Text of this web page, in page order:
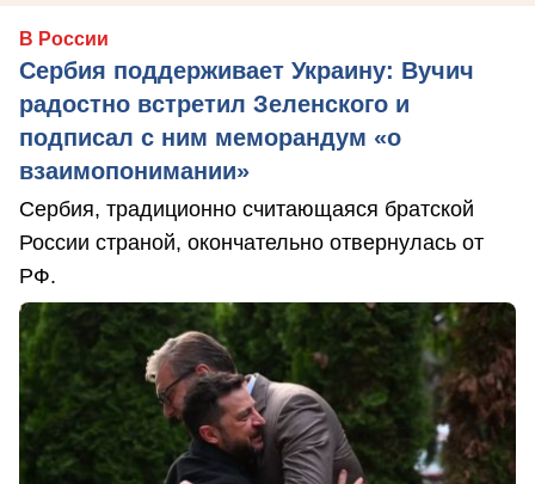
В России
Сербия поддерживает Украину: Вучич
радостно встретил Зеленского и
подписал с ним меморандум «о
взаимопонимании»
Сербия, традиционно считающаяся братской
России страной, окончательно отвернулась от
РФ.